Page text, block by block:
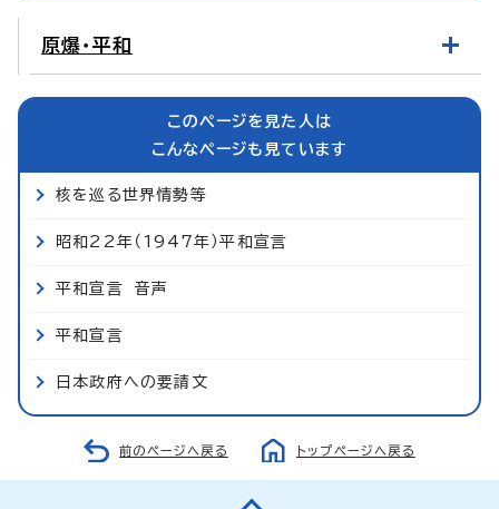
原爆・平和
このページを見た人は
こんなページも見ています
核を巡る世界情勢等
昭和22年（1947年）平和宣言
平和宣言 音声
平和宣言
日本政府への要請文
前のページへ戻る トップページへ戻る